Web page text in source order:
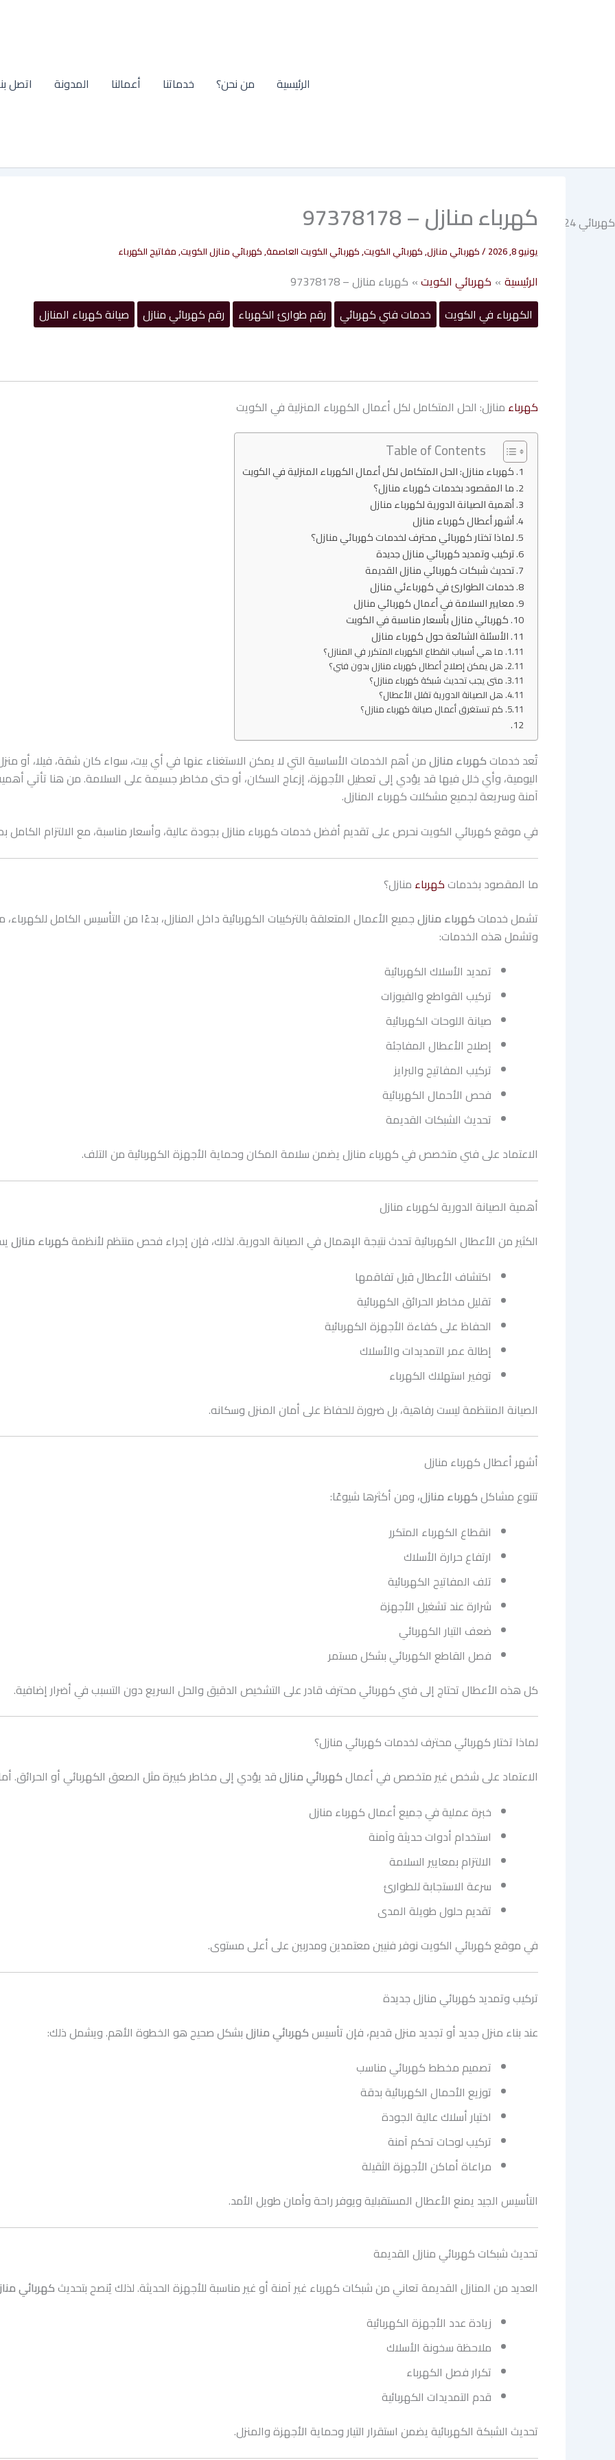
الرئيسية
من نحن؟ خدماتنا أعمالنا المدونة اتصل
كهرباء منازل – 97378178
يونيو 8, 2026 /كهربائي منازل,كهربائي الكويت,كهربائي الكويت العاصمة,كهربائي منازل الكويت,مفاتيح الكهرباء
الرئيسية كهربائي الكويت
كهرباء منازل – 97378178
الكهرباء في الكويت
خدمات فني كهربائي رقم طوارئ الكهرباء رقم كهربائي منازل صيانة كهرباء المنازل
كهرباء منازل: الحل المتكامل لكل أعمال الكهرباء المنزلية في الكويت
Table of Contents
كهرباء منازل: الحل المتكامل لكل أعمال الكهرباء المنزلية في الكويت
ما المقصود بخدمات كهرباء منازل؟
أهمية الصيانة الدورية لكهرباء منازل
أشهر أعطال كهرباء منازل
لماذا تختار كهربائي محترف لخدمات كهربائي منازل؟
تركيب وتمديد كهربائي منازل جديدة
تحديث شبكات كهربائي منازل القديمة
خدمات الطوارئ في كهرباءئي منازل
معايير السلامة في أعمال كهربائي منازل
كهربائي منازل بأسعار مناسبة في الكويت
الأسئلة الشائعة حول كهرباء منازل
ما هي أسباب انقطاع الكهرباء المتكرر في المنازل؟
هل يمكن إصلاح أعطال كهرباء منازل بدون فني؟
متى يجب تحديث شبكة كهرباء منازل؟
هل الصيانة الدورية تقلل الأعطال؟
كم تستغرق أعمال صيانة كهرباء منازل؟
تُعد خدماتكهرباء منازلمن أهم الخدمات الأساسية التي لا يمكن الاستغناء عنها في أي بيت، سواء كان شقة، فيلا، أو
اليومية، وأي خلل فيها قد يؤدي إلى تعطيل الأجهزة، إزعاج السكان، أو حتى مخاطر جسيمة على السلامة. من هنا تأتي
آمنة وسريعة لجميع مشكلات كهرباء المنازل.
في موقع كهربائي الكويت نحرص على تقديم أفضل خدمات كهرباء منازل بجودة عالية، وأسعار مناسبة، مع الالتزام الكامل
ما المقصود بخدماتكهرباء منازل؟
تشمل خدماتكهرباء منازلجميع الأعمال المتعلقة بالتركيبات الكهربائية داخل المنازل، بدءًا من التأسيس الكامل للكهرباء،
وتشمل هذه الخدمات:
تمديد الأسلاك الكهربائية
تركيب القواطع والفيوزات
صيانة اللوحات الكهربائية
إصلاح الأعطال المفاجئة
تركيب المفاتيح والبرايز
فحص الأحمال الكهربائية
تحديث الشبكات القديمة
الاعتماد على فني متخصص في كهرباء منازل يضمن سلامة المكان وحماية الأجهزة الكهربائية من التلف.
أهمية الصيانة الدورية لكهرباء منازل
الكثير من الأعطال الكهربائية تحدث نتيجة الإهمال في الصيانة الدورية. لذلك، فإن إجراء فحص منتظم لأنظمةكهرباء منازل
اكتشاف الأعطال قبل تفاقمها
تقليل مخاطر الحرائق الكهربائية
الحفاظ على كفاءة الأجهزة الكهربائية
إطالة عمر التمديدات والأسلاك
توفير استهلاك الكهرباء
الصيانة المنتظمة ليست رفاهية، بل ضرورة للحفاظ على أمان المنزل وسكانه.
أشهر أعطال كهرباء منازل
تتنوع مشاكلكهرباء منازل، ومن أكثرها شيوعًا:
انقطاع الكهرباء المتكرر
ارتفاع حرارة الأسلاك
تلف المفاتيح الكهربائية
شرارة عند تشغيل الأجهزة
ضعف التيار الكهربائي
فصل القاطع الكهربائي بشكل مستمر
كل هذه الأعطال تحتاج إلى فني كهربائي محترف قادر على التشخيص الدقيق والحل السريع دون التسبب في أضرار إضافية.
لماذا تختار كهربائي محترف لخدمات كهربائي منازل؟
الاعتماد على شخص غير متخصص في أعمالكهربائي منازلقد يؤدي إلى مخاطر كبيرة مثل الصعق الكهربائي أو الحرائق.
خبرة عملية في جميع أعمال كهرباء منازل
استخدام أدوات حديثة وآمنة
الالتزام بمعايير السلامة
سرعة الاستجابة للطوارئ
تقديم حلول طويلة المدى
في موقع كهربائي الكويت نوفر فنيين معتمدين ومدربين على أعلى مستوى.
تركيب وتمديد كهربائي منازل جديدة
عند بناء منزل جديد أو تجديد منزل قديم، فإن تأسيسكهربائي منازلبشكل صحيح هو الخطوة الأهم. ويشمل ذلك:
تصميم مخطط كهربائي مناسب
توزيع الأحمال الكهربائية بدقة
اختيار أسلاك عالية الجودة
تركيب لوحات تحكم آمنة
مراعاة أماكن الأجهزة الثقيلة
التأسيس الجيد يمنع الأعطال المستقبلية ويوفر راحة وأمان طويل الأمد.
تحديث شبكات كهربائي منازل القديمة
العديد من المنازل القديمة تعاني من شبكات كهرباء غير آمنة أو غير مناسبة للأجهزة الحديثة. لذلك يُنصح بتحديثكهربائي
زيادة عدد الأجهزة الكهربائية
ملاحظة سخونة الأسلاك
تكرار فصل الكهرباء
قدم التمديدات الكهربائية
تحديث الشبكة الكهربائية يضمن استقرار التيار وحماية الأجهزة والمنزل.